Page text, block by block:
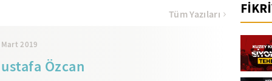
2019
Özcan
Tüm Yazıları